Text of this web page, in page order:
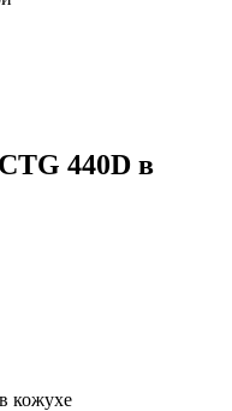
440D в
кожухе